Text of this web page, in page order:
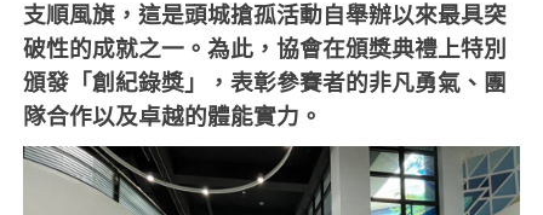
支順風旗，這是頭城搶孤活動自舉辦以來最具突
破性的成就之一。為此，協會在頒獎典禮上特別
頒發「創紀錄獎」，表彰參賽者的非凡勇氣、團
隊合作以及卓越的體能實力。